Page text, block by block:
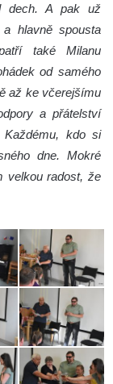
dech. A pak už
a hlavně spousta
také Milanu
od samého
až ke včerejšímu
a přátelství
kdo si
dne. Mokré
velkou radost, že